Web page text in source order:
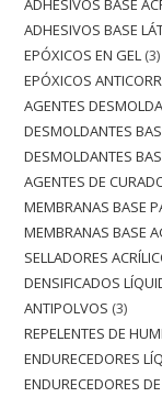
ADHESIVOS BASE
ADHESIVOS BASE
EPÓXICOS EN GEL 3
EPÓXICOS
AGENTES
DESMOLDANTES
DESMOLDANTES
AGENTES DE
MEMBRANAS BASE
MEMBRANAS BASE
SELLADORES
DENSIFICADOS
ANTIPOLVOS 3
REPELENTES DE
ENDURECEDORES
ENDURECEDORES